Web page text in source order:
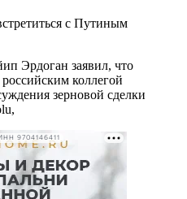
с Путиным
Эрдоган заявил, что
российским коллегой
зерновой сделки
9704146411